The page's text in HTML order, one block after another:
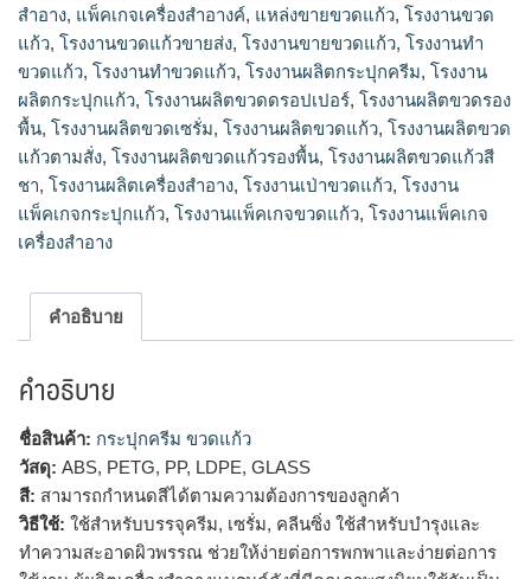
สำอาง, แพ็คเกจเครื่องสำอางค์, แหล่งขายขวดแก้ว, โรงงานขวด
แก้ว, โรงงานขวดแก้วขายส่ง, โรงงานขายขวดแก้ว, โรงงานทำ
ขวดแก้ว, โรงงานทําขวดแก้ว, โรงงานผลิตกระปุกครีม, โรงงาน
ผลิตกระปุกแก้ว, โรงงานผลิตขวดดรอปเปอร์, โรงงานผลิตขวดรอง
พื้น, โรงงานผลิตขวดเซรั่ม, โรงงานผลิตขวดแก้ว, โรงงานผลิตขวด
แก้วตามสั่ง, โรงงานผลิตขวดแก้วรองพื้น, โรงงานผลิตขวดแก้วสี
ชา, โรงงานผลิตเครื่องสำอาง, โรงงานเป่าขวดแก้ว, โรงงาน
แพ็คเกจกระปุกแก้ว, โรงงานแพ็คเกจขวดแก้ว, โรงงานแพ็คเกจ
เครื่องสำอาง
คำอธิบาย
คำอธิบาย
ชื่อสินค้า: กระปุกครีม ขวดแก้ว
วัสดุ: ABS, PETG, PP, LDPE, GLASS
สี: สามารถกำหนดสีได้ตามความต้องการของลูกค้า
วิธีใช้: ใช้สำหรับบรรจุครีม, เซรั่ม, คลีนซิ่ง ใช้สำหรับบำรุงและ
ทำความสะอาดผิวพรรณ ช่วยให้ง่ายต่อการพกพาและง่ายต่อการ